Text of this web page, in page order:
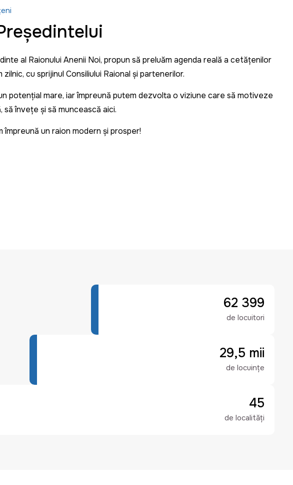
al Raionului Anenii Noi, propun să preluăm agenda reală a cetățenilor
cu sprijinul Consiliului Raional și partenerilor.
potențial mare, iar împreună putem dezvolta o viziune care să motiveze
să învețe și să muncească aici.
împreună un raion modern și prosper!
62 399
de locuitori
29,5 mii
de locuințe
45
de localități